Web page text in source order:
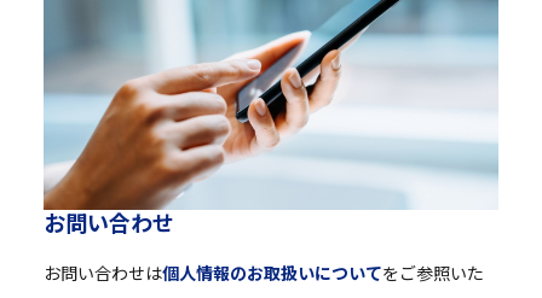
お問い合わせ
お問い合わせは個人情報のお取扱いについてをご参照いた